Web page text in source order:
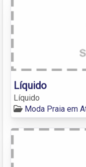
Líquido
Líquido
Moda Praia em